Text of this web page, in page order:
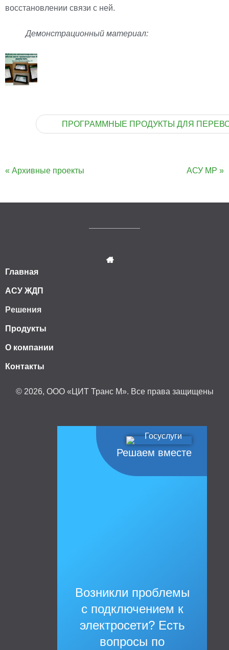
восстановлении связи с ней.
Демонстрационный материал:
ПРОГРАММНЫЕ ПРОДУКТЫ ДЛЯ
« Архивные проекты АСУ МР »
Главная
АСУ ЖДП
Решения
Продукты
О компании
Контакты
© 2026, ООО «ЦИТ Транс М». Все права защищены
Решаем вместе
Возникли проблемы
с подключением к
электросети? Есть
вопросы по